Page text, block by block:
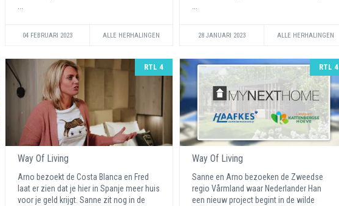
04 FEBRUARI 2023 ALLE HERHALINGEN 28 JANUARI 2023 ALLE HERHALINGEN
RTL 4
Way Of Living
Arno bezoekt de Costa Blanca en Fred
laat er zien dat je hier in Spanje meer huis
voor je geld krijgt. Sanne zit nog in de
RTL 4
Way Of Living
Sanne en Arno bezoeken de Zweedse
regio Vårmland waar Nederlander Han
een nieuw project begint in de wilde